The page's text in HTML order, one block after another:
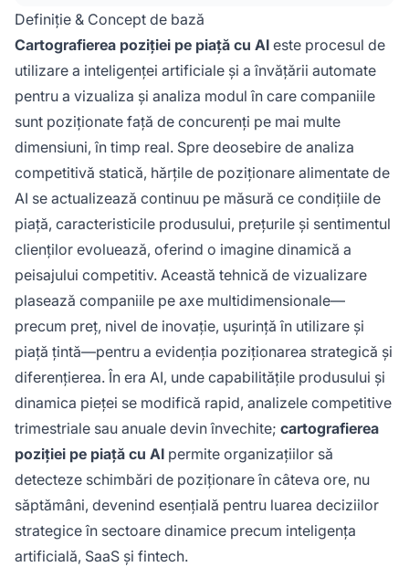
se actualizează continuu pe măsură ce
condițiile de piață, caracteristicile produsului,
prețurile și sentimentul clienților evoluează.
Această tehnică de vizualizare plasează
companiile pe axe multidimensionale pentru a
evidenția poziționarea strategică și
diferențierea. În era AI, cartografierea poziției
pe piață cu AI permite organizațiilor să
detecteze schimbările de poziție în câteva ore,
nu săptămâni, fiind esențială pentru luarea
deciziilor strategice.
Definiție & Concept de bază
Cartografierea poziției pe piață cu AI este procesul de
utilizare a inteligenței artificiale și a învățării automate
pentru a vizualiza și analiza modul în care companiile
sunt poziționate față de concurenți pe mai multe
dimensiuni, în timp real. Spre deosebire de analiza
competitivă statică, hărțile de poziționare alimentate de
AI se actualizează continuu pe măsură ce condițiile de
piață, caracteristicile produsului, prețurile și sentimentul
clienților evoluează, oferind o imagine dinamică a
peisajului competitiv. Această tehnică de vizualizare
plasează companiile pe axe multidimensionale—
precum preț, nivel de inovație, ușurință în utilizare și
piață țintă—pentru a evidenția poziționarea strategică și
diferențierea. În era AI, unde capabilitățile produsului și
dinamica pieței se modifică rapid, analizele competitive
trimestriale sau anuale devin învechite; cartografierea
poziției pe piață cu AI permite organizațiilor să
detecteze schimbări de poziționare în câteva ore, nu
săptămâni, devenind esențială pentru luarea deciziilor
strategice în sectoare dinamice precum inteligența
artificială, SaaS și fintech.